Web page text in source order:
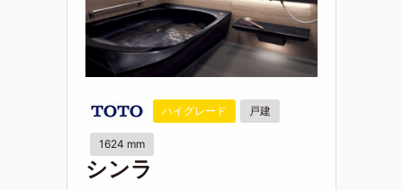
ハイグレード 戸建
1624 mm
シンラ